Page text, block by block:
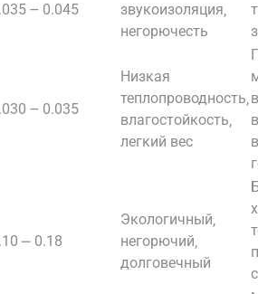
౼ 0.045
звукоизоляция‚
негорючесть
౼ 0.035
Низкая
теплопроводность‚
влагостойкость‚
легкий вес
⎼ 0.18
Экологичный‚
негорючий‚
долговечный